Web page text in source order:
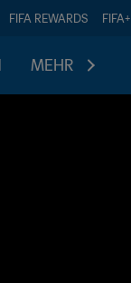
FIFA REWARDS FIFA+
MEHR